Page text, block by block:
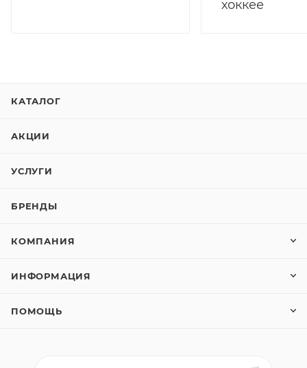
хоккее
КАТАЛОГ
АКЦИИ
УСЛУГИ
БРЕНДЫ
КОМПАНИЯ
ИНФОРМАЦИЯ
ПОМОЩЬ